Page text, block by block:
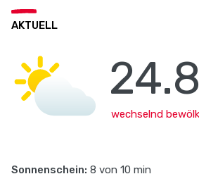
AKTUELL
wechselnd
Sonnenschein: 8 von 10 min